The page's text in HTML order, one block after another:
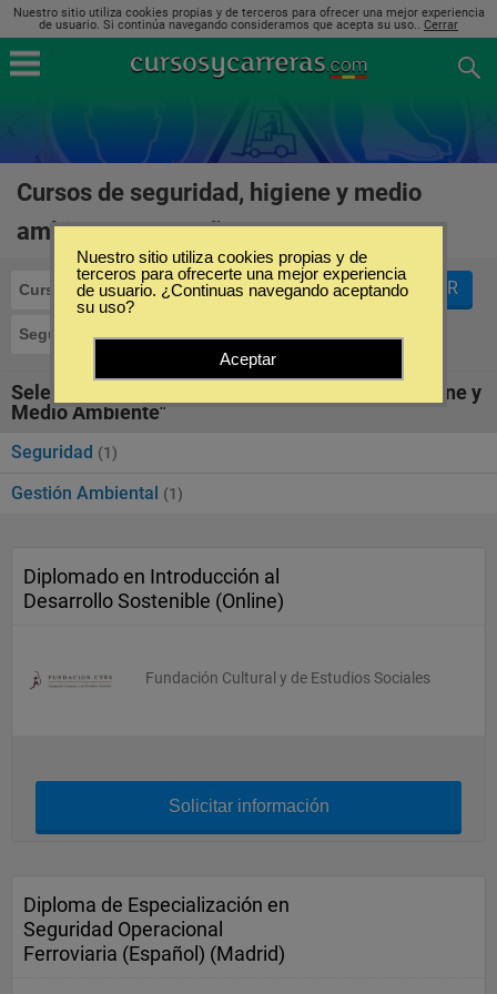
Nuestro sitio utiliza cookies propias y de terceros para ofrecer una mejor experiencia
de usuario. Si continúa navegando consideramos que acepta su uso.. Cerrar
Cursos de seguridad, higiene y medio
ambiente en España
Cursos
Seguridad, Higiene y Medio Ambiente
FILTRAR
Seleccione la SubCategoría de "Seguridad, Higiene y
Medio Ambiente"
Seguridad (1)
Gestión Ambiental (1)
Diplomado en Introducción al
Desarrollo Sostenible (Online)
Fundación Cultural y de Estudios Sociales
Solicitar información
Diploma de Especialización en
Seguridad Operacional
Ferroviaria (Español) (Madrid)
Nuestro sitio utiliza cookies propias y de
terceros para ofrecerte una mejor experiencia
de usuario. ¿Continuas navegando aceptando
su uso?
Aceptar